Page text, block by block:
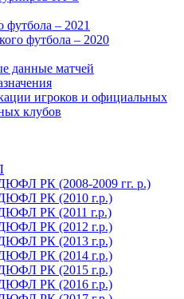
футбола – 2021
футбола – 2020
данные матчей
игроков и официальных
клубов
РК (2008-2009 гг. р.)
РК (2010 г.р.)
РК (2011 г.р.)
РК (2012 г.р.)
РК (2013 г.р.)
РК (2014 г.р.)
РК (2015 г.р.)
РК (2016 г.р.)